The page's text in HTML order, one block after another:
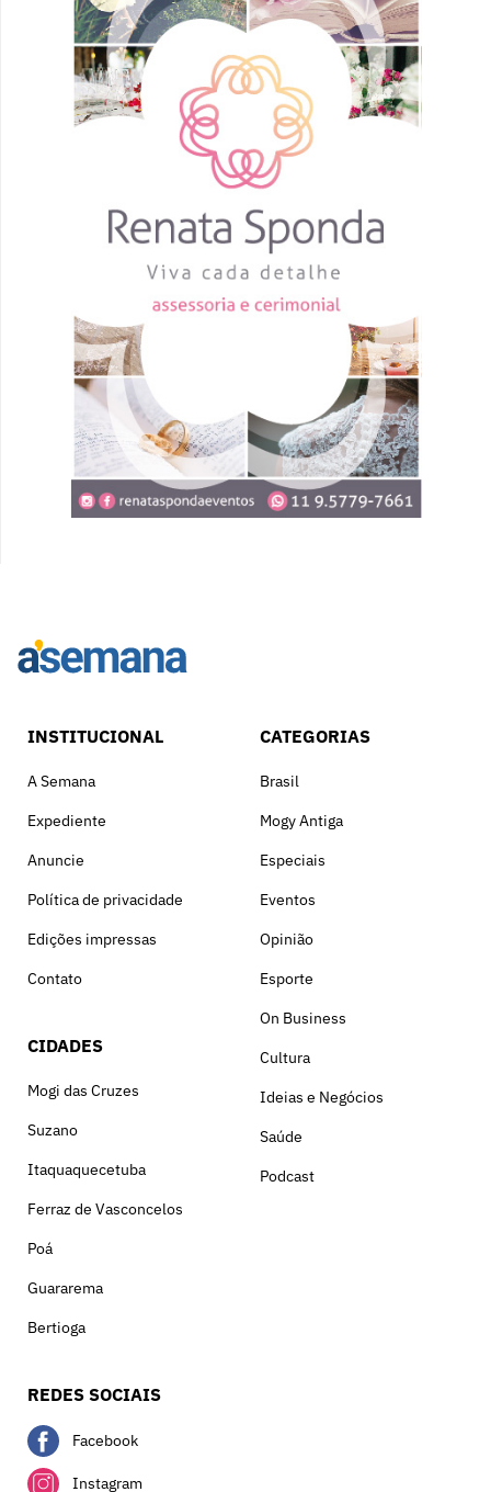
INSTITUCIONAL
A Semana
Expediente
Anuncie
Política de privacidade
Edições impressas
Contato
CIDADES
Mogi das Cruzes
Suzano
Itaquaquecetuba
Ferraz de Vasconcelos
Poá
Guararema
Bertioga
CATEGORIAS
Brasil
Mogy Antiga
Especiais
Eventos
Opinião
Esporte
On Business
Cultura
Ideias e Negócios
Saúde
Podcast
REDES SOCIAIS
Facebook
Instagram